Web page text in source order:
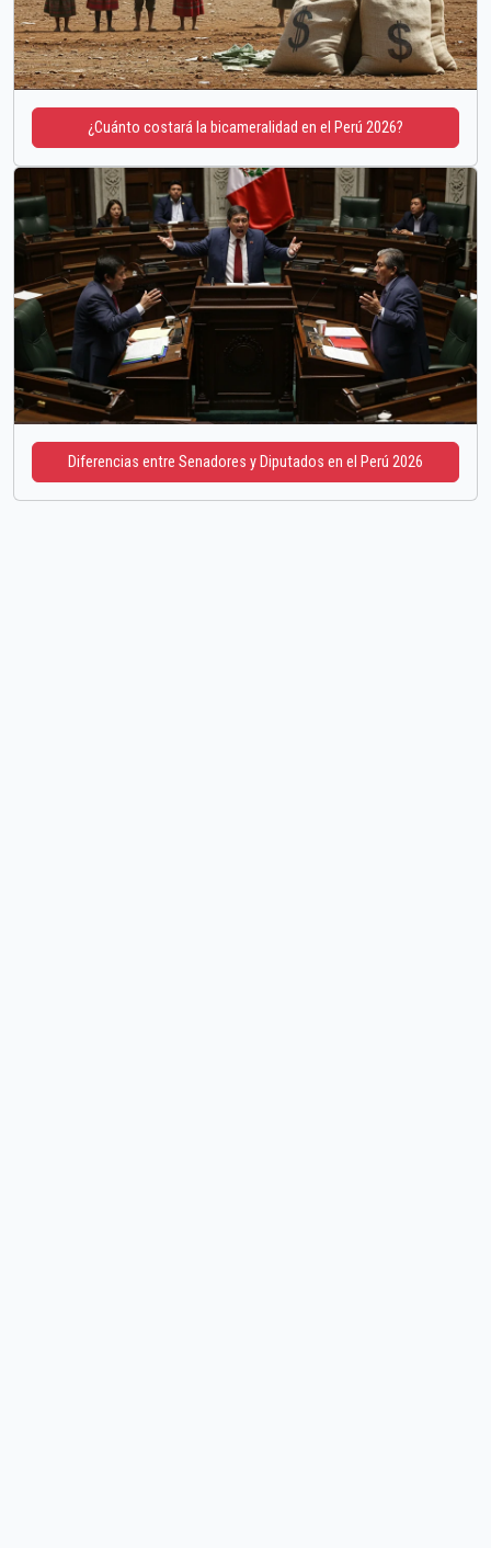
¿Cuánto costará la bicameralidad en el Perú 2026?
Diferencias entre Senadores y Diputados en el Perú 2026